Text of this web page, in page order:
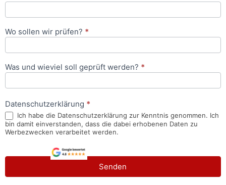
Wo sollen wir prüfen? *
Was und wieviel soll geprüft werden? *
Datenschutzerklärung *
Ich habe die Datenschutzerklärung zur Kenntnis genommen. Ich
bin damit einverstanden, dass die dabei erhobenen Daten zu
Werbezwecken verarbeitet werden.
Senden